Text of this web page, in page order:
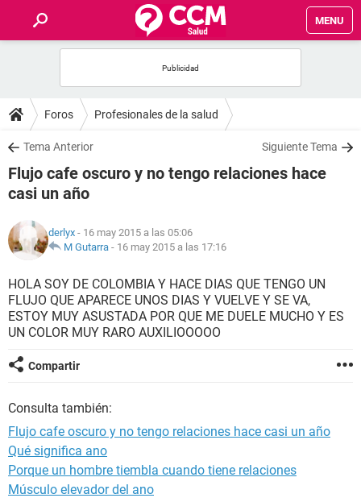
MENU
FOROS
SALUD
FAMILIA
NUTRICIÓN
SEXUALIDAD
Foros Profesionales de la salud
Tema Anterior Siguiente Tema
Flujo cafe oscuro y no tengo relaciones hace
casi un año
derlyx - 16 may 2015 a las 05:06
M Gutarra - 16 may 2015 a las 17:16
HOLA SOY DE COLOMBIA Y HACE DIAS QUE TENGO UN
FLUJO QUE APARECE UNOS DIAS Y VUELVE Y SE VA,
ESTOY MUY ASUSTADA POR QUE ME DUELE MUCHO Y ES
UN COLOR MUY RARO AUXILIOOOOO
Compartir
Consulta también:
Flujo cafe oscuro y no tengo relaciones hace casi un año
Qué significa ano
Porque un hombre tiembla cuando tiene relaciones
Músculo elevador del ano